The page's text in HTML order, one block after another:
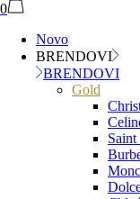
0
Novo
BRENDOVI
BRENDOVI
Gold